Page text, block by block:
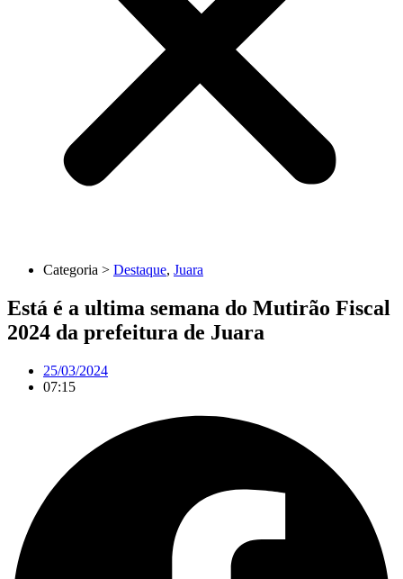
Categoria > Destaque, Juara
Está é a ultima semana do Mutirão Fiscal
2024 da prefeitura de Juara
25/03/2024
07:15